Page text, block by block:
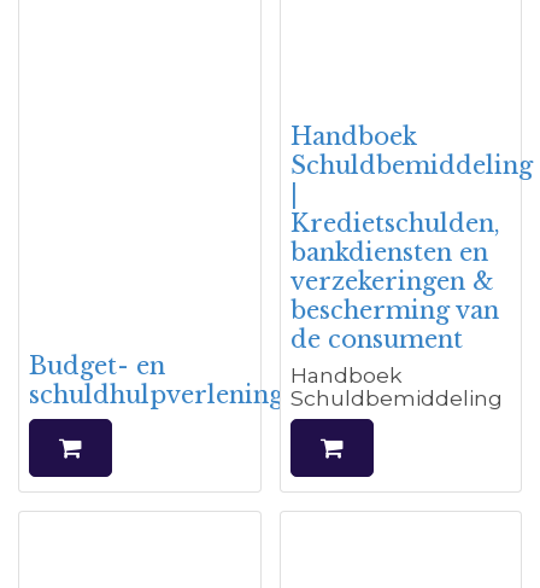
Budget- en
schuldhulpverlening
Handboek
Schuldbemiddeling
Kredietschulden,
bankdiensten en
verzekeringen &
bescherming van
de consument
Handboek
Schuldbemiddeling